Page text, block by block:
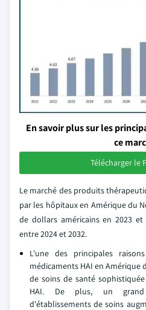
En savoir plus sur les
ce
Télécharger le
Le marché des produits
par les hôpitaux en Amérique du
de dollars américains en 2023
entre 2024 et 2032.
L'une des principales
médicaments HAI en
de soins de santé
HAI. De plus, un
d'établissements de soins